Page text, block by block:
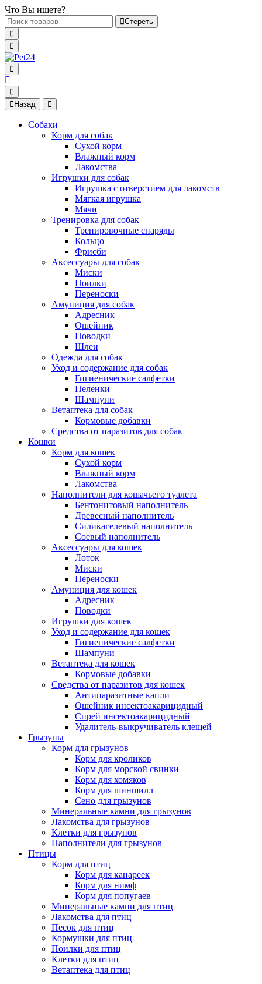
Что Вы ищете?
Стереть
Назад
Собаки
Корм для собак
Сухой корм
Влажный корм
Лакомства
Игрушки для собак
Игрушка с отверстием для лакомств
Мягкая игрушка
Мячи
Тренировка для собак
Тренировочные снаряды
Кольцо
Фрисби
Аксессуары для собак
Миски
Поилки
Переноски
Амуниция для собак
Адресник
Ошейник
Поводки
Шлеи
Одежда для собак
Уход и содержание для собак
Гигиенические салфетки
Пеленки
Шампуни
Ветаптека для собак
Кормовые добавки
Средства от паразитов для собак
Кошки
Корм для кошек
Сухой корм
Влажный корм
Лакомства
Наполнители для кошачьего туалета
Бентонитовый наполнитель
Древесный наполнитель
Силикагелевый наполнитель
Соевый наполнитель
Аксессуары для кошек
Лоток
Миски
Переноски
Амуниция для кошек
Адресник
Поводки
Игрушки для кошек
Уход и содержание для кошек
Гигиенические салфетки
Шампуни
Ветаптека для кошек
Кормовые добавки
Средства от паразитов для кошек
Антипаразитные капли
Ошейник инсектоакарицидный
Спрей инсектоакарицидный
Удалитель-выкручиватель клещей
Грызуны
Корм для грызунов
Корм для кроликов
Корм для морской свинки
Корм для хомяков
Корм для шиншилл
Сено для грызунов
Минеральные камни для грызунов
Лакомства для грызунов
Клетки для грызунов
Наполнители для грызунов
Птицы
Корм для птиц
Корм для канареек
Корм для нимф
Корм для попугаев
Минеральные камни для птиц
Лакомства для птиц
Песок для птиц
Кормушки для птиц
Поилки для птиц
Клетки для птиц
Ветаптека для птиц